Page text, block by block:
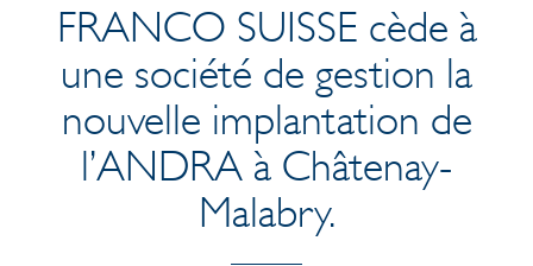
FRANCO SUISSE cède à
une société de gestion la
nouvelle implantation de
l’ANDRA à Châtenay-
Malabry.